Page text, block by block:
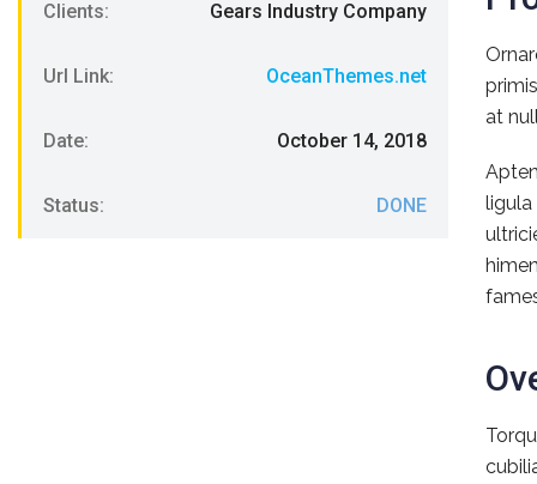
Clients: Gears Industry Company
Url Link: OceanThemes.net
Date: October 14, 2018
Status: DONE
at
ligula